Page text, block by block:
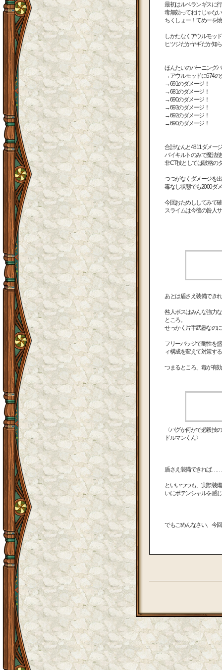
最初はルベランギスに
毒無効ってわけじゃな
ちくしょー！てめーを
しかたなくアウルモッ
ヒツジだかヤギだか知
ほんたいのバーニング
→アウルモッドに674の
→691のダメージ！
→681のダメージ！
→690のダメージ！
→693のダメージ！
→692のダメージ！
→690のダメージ！
合計なんと4811ダメー
バイキルトのみで魔法
非CT技としては破格の
つつがなくダメージを
毒なし状態でも2000ダ
今回おためししてみて
スライムは今後の咎人
あとは盾さえ装備でき
咎人ボスはみんな強力
ところ。
せっかく片手武器なの
フリーバッジで耐性を
ィ構成を変えて対策す
つまるところ、毒が有
〈バグか何かで必殺技
ドルマンくん〉
盾さえ装備できれば
といいつつも、実際装
いにポテンシャルを感
でもごめんなさい、今